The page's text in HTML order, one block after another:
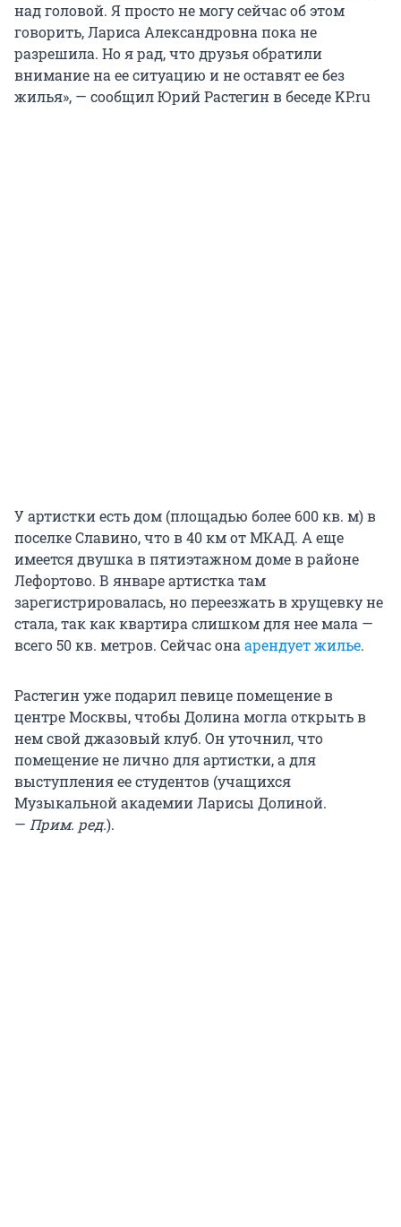
над головой. Я просто не могу сейчас об этом
говорить, Лариса Александровна пока не
разрешила. Но я рад, что друзья обратили
внимание на ее ситуацию и не оставят ее без
жилья», — сообщил Юрий Растегин в беседе KP.ru
У артистки есть дом (площадью более 600 кв. м) в
поселке Славино, что в 40 км от МКАД. А еще
имеется двушка в пятиэтажном доме в районе
Лефортово. В январе артистка там
зарегистрировалась, но переезжать в хрущевку не
стала, так как квартира слишком для нее мала —
всего 50 кв. метров. Сейчас онаарендует жилье.
Растегин уже подарил певице помещение в
центре Москвы, чтобы Долина могла открыть в
нем свой джазовый клуб. Он уточнил, что
помещение не лично для артистки, а для
выступления ее студентов (учащихся
Музыкальной академии Ларисы Долиной.
— Прим. ред.).